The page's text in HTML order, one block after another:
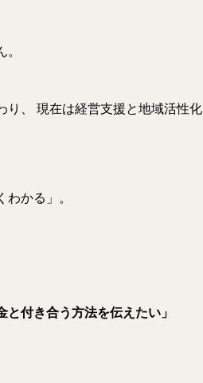
り、 現在は経営支援と地域活性化
かる」。
と付き合う方法を伝えたい」